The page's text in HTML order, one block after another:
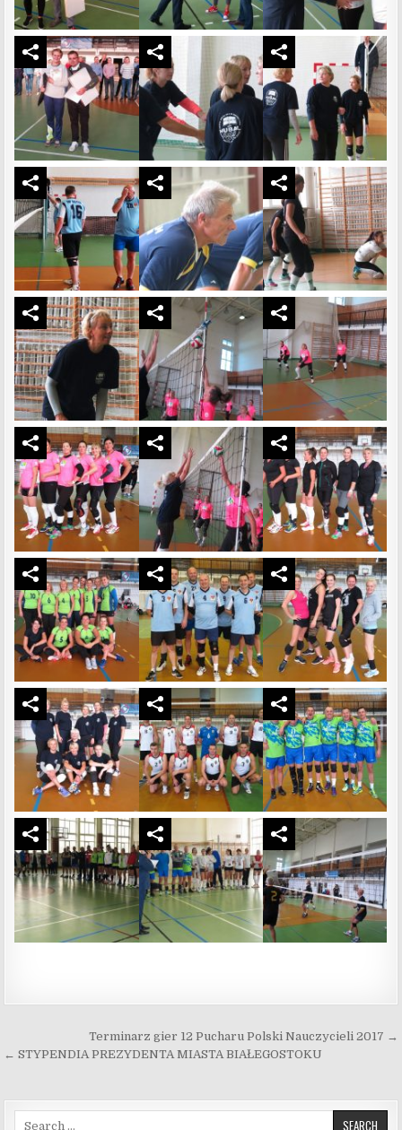
Nawigacja wpisu
Terminarz gier 12 Pucharu Polski Nauczycieli 2017 →
← STYPENDIA PREZYDENTA MIASTA BIAŁEGOSTOKU
Search for: